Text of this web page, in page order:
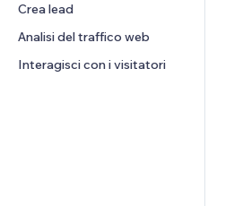
Grafici e tabelle
Crea lead
Analisi del traffico web
Interagisci con i visitatori